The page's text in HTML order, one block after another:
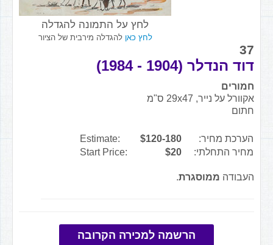
לחץ על התמונה להגדלה
לחץ כאן להגדלה מירבית של הציור
37
דוד הנדלר (1904 - 1984)
חמורים
אקוורל על נייר, 29x47 ס"מ
חתום
הערכת מחיר: $120-180
Estimate:
מחיר התחלתי:
$20
Start Price:
העבודה ממוסגרת.
הרשמה למכירה הקרובה